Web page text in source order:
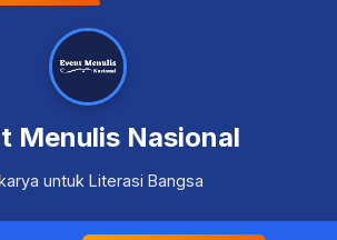
Menulis Nasional
untuk Literasi Bangsa